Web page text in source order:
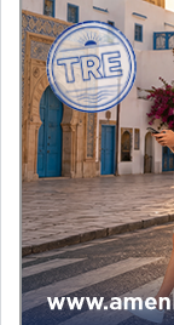
ASSURANCES
BANCAIRE
LEASING
SANTÉ